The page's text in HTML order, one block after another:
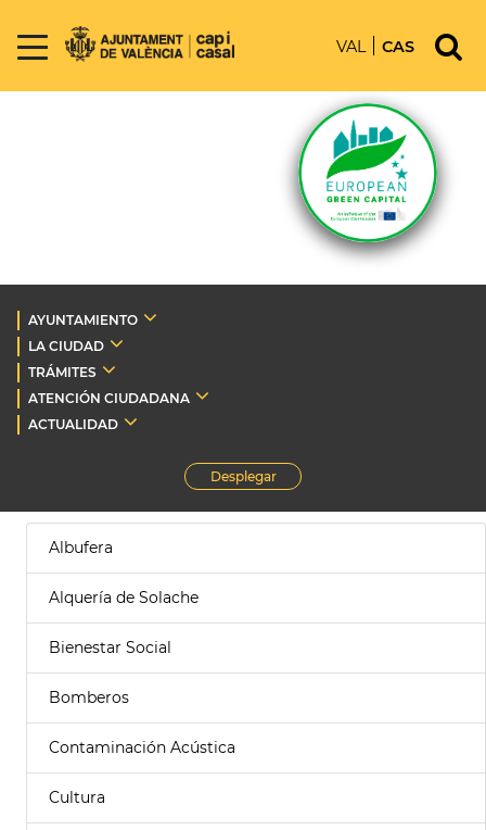
VAL CAS
AYUNTAMIENTO
LA CIUDAD
TRÁMITES
ATENCIÓN CIUDADANA
ACTUALIDAD
Desplegar
Albufera
Alquería de Solache
Bienestar Social
Bomberos
Contaminación Acústica
Cultura